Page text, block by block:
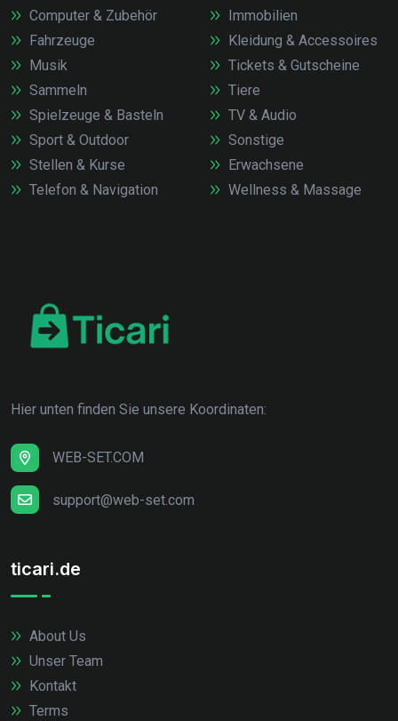
Computer & Zubehör
Fahrzeuge
Immobilien
Kleidung & Accessoires
Musik
Sammeln
Spielzeuge & Basteln
Sport & Outdoor
Stellen & Kurse
Telefon & Navigation
Tickets & Gutscheine
Tiere
TV & Audio
Sonstige
Erwachsene
Wellness & Massage
Hier unten finden Sie unsere Koordinaten:
WEB-SET.COM
support@web-set.com
ticari.de
About Us
Unser Team
Kontakt
Terms